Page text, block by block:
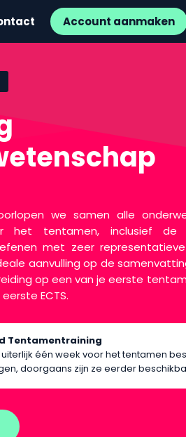
Account aanmaken
we samen alle
het tentamen, inclusief de
met zeer
aanvulling op de
op een van je eerste
ECTS.
Tentamentraining
één week voor het tentamen
doorgaans zijn ze eerder